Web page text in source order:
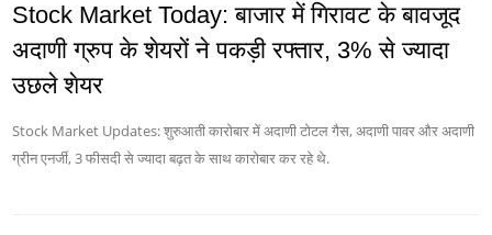
Stock Market Today: बाजार में गिरावट के बावजूद
अदाणी ग्रुप के शेयरों ने पकड़ी रफ्तार, 3% से ज्यादा
उछले शेयर
Stock Market Updates: शुरुआती कारोबार में अदाणी टोटल गैस, अदाणी पावर और अदाणी
ग्रीन एनर्जी, 3 फीसदी से ज्यादा बढ़त के साथ कारोबार कर रहे थे.